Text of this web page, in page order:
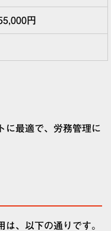
円
に最適で、労務管理に
、以下の通りです。